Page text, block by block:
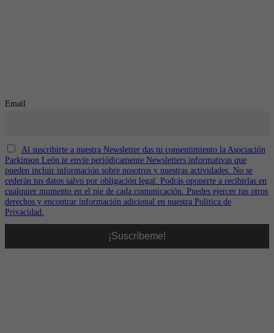
Email
Al suscribirte a nuestra Newsletter das tu consentimiento la Asociación
Parkinson León te envíe periódicamente Newsletters informativas que
pueden incluir información sobre nosotros y nuestras actividades. No se
cederán tus datos salvo por obligación legal. Podrás oponerte a recibirlas en
cualquier momento en el pie de cada comunicación. Puedes ejercer tus otros
derechos y encontrar información adicional en nuestra Política de
Privacidad.